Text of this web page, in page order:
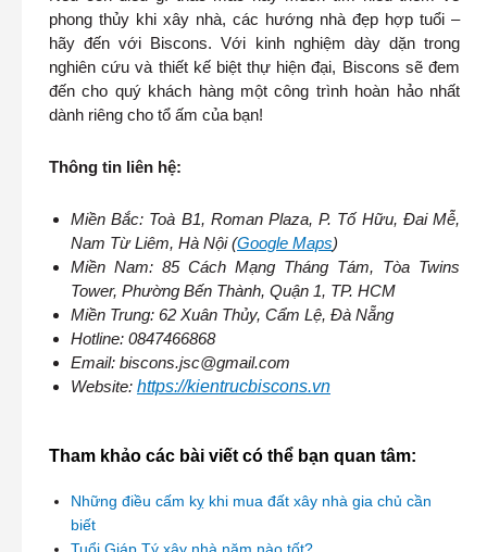
phong thủy khi xây nhà, các hướng nhà đẹp hợp tuổi –
hãy đến với Biscons. Với kinh nghiệm dày dặn trong
nghiên cứu và thiết kế biệt thự hiện đại, Biscons sẽ đem
đến cho quý khách hàng một công trình hoàn hảo nhất
dành riêng cho tổ ấm của bạn!
Thông tin liên hệ:
Miền Bắc: Toà B1, Roman Plaza, P. Tố Hữu, Đai Mễ,
Nam Từ Liêm, Hà Nội (Google Maps)
Miền Nam: 85 Cách Mạng Tháng Tám, Tòa Twins
Tower, Phường Bến Thành, Quận 1, TP. HCM
Miền Trung: 62 Xuân Thủy, Cẩm Lệ, Đà Nẵng
Hotline: 0847466868
Email: biscons.jsc@gmail.com
Website: https://kientrucbiscons.vn
Tham khảo các bài viết có thể bạn quan tâm:
Những điều cấm kỵ khi mua đất xây nhà gia chủ cần
biết